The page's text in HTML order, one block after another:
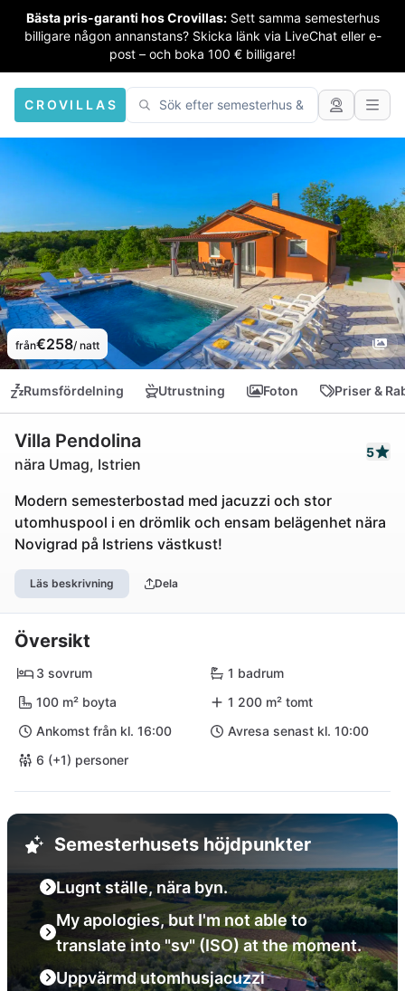
Bästa pris-garanti hos Crovillas: Sett samma semesterhus
billigare någon annanstans? Skicka länk via LiveChat eller e-
post – och boka 100 € billigare!
CROVILLAS
från€258/ natt
Rumsfördelning Utrustning Foton Priser &
Villa Pendolina
nära Umag, Istrien
5
Modern semesterbostad med jacuzzi och stor
utomhuspool i en drömlik och ensam belägenhet nära
Novigrad på Istriens västkust!
Läs beskrivning Dela
Översikt
3 sovrum
1 badrum
100 m² boyta
1 200 m² tomt
Ankomst från kl. 16:00
Avresa senast kl. 10:00
6 (+1) personer
Semesterhusets höjdpunkter
Lugnt ställe, nära byn.
My apologies, but I'm not able to
translate into "sv" (ISO) at the moment.
Uppvärmd utomhusjacuzzi